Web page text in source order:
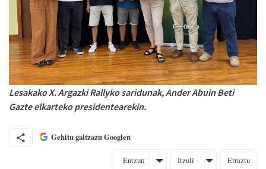
Lesakako X. Argazki Rallyko saridunak, Ander Abuin Beti
Gazte elkarteko presidentearekin.
Gehitu gaitzazu Googlen
Entzun Itzuli Erraztu